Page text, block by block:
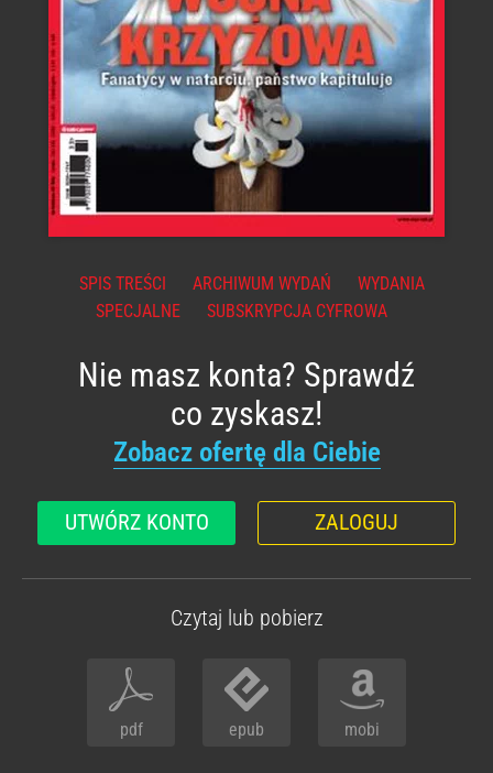
SPIS TREŚCI ARCHIWUM WYDAŃ
WYDANIA
SPECJALNE
SUBSKRYPCJA CYFROWA
Nie masz konta? Sprawdź
co zyskasz!
Zobacz ofertę dla Ciebie
UTWÓRZ KONTO ZALOGUJ
Czytaj lub pobierz
pdf epub mobi